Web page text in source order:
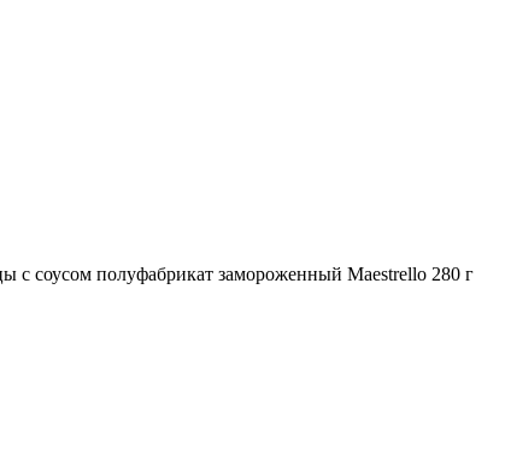
с соусом полуфабрикат замороженный Maestrello 280 г